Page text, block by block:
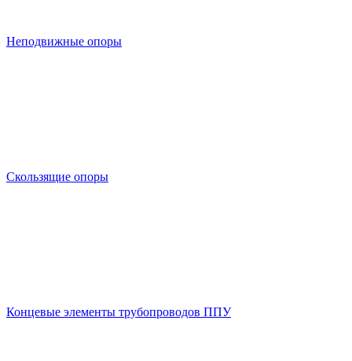
Неподвижные опоры
Скользящие опоры
Концевые элементы трубопроводов ППУ